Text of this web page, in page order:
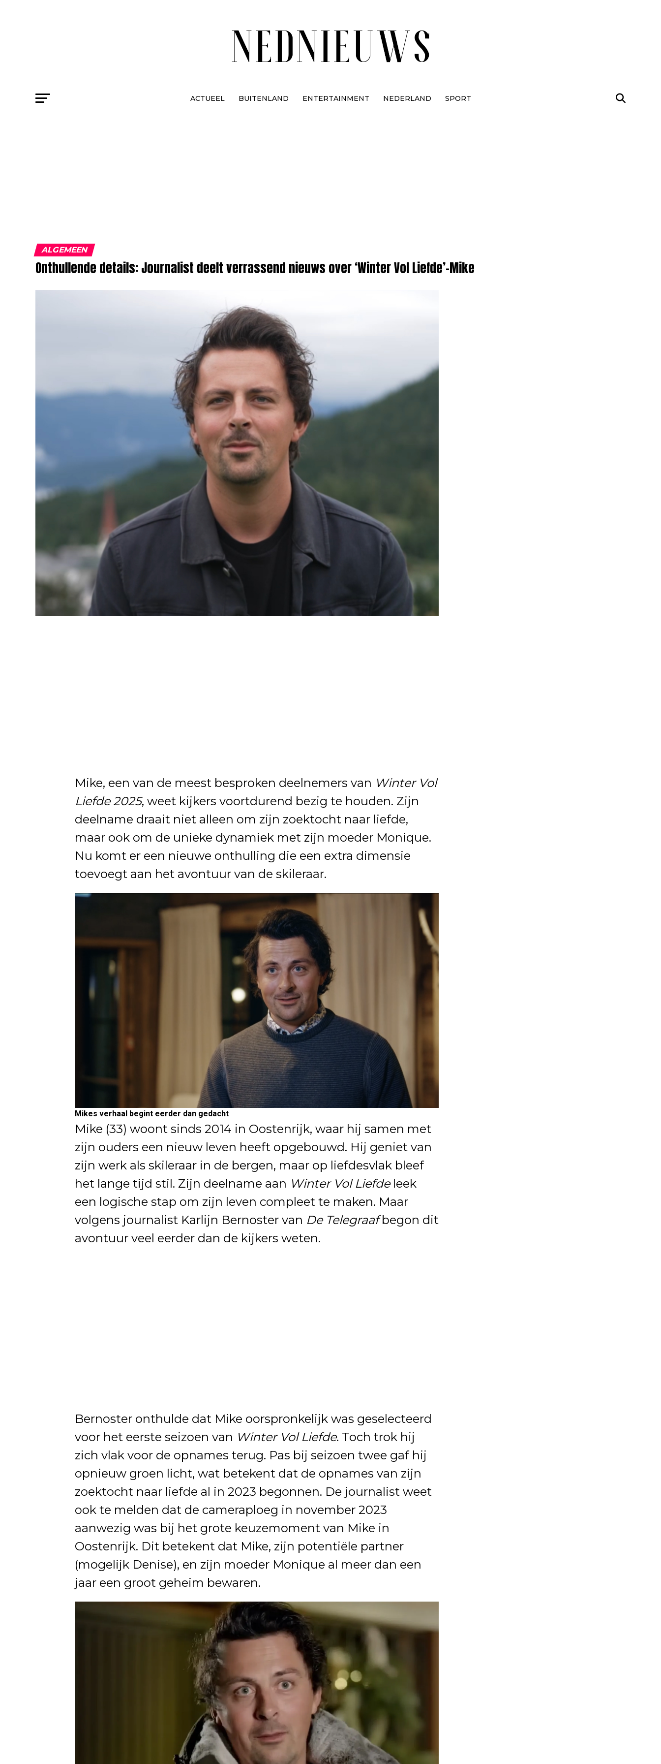
ACTUEEL BUITENLAND ENTERTAINMENT NEDERLAND SPORT
ALGEMEEN
Onthullende details: Journalist deelt verrassend nieuws over ‘Winter Vol Liefde’-Mike
Mike, een van de meest besproken deelnemers van Winter Vol
Liefde 2025, weet kijkers voortdurend bezig te houden. Zijn
deelname draait niet alleen om zijn zoektocht naar liefde,
maar ook om de unieke dynamiek met zijn moeder Monique.
Nu komt er een nieuwe onthulling die een extra dimensie
toevoegt aan het avontuur van de skileraar.
Mikes verhaal begint eerder dan gedacht
Mike (33) woont sinds 2014 in Oostenrijk, waar hij samen met
zijn ouders een nieuw leven heeft opgebouwd. Hij geniet van
zijn werk als skileraar in de bergen, maar op liefdesvlak bleef
het lange tijd stil. Zijn deelname aan Winter Vol Liefdeleek
een logische stap om zijn leven compleet te maken. Maar
volgens journalist Karlijn Bernoster van De Telegraafbegon dit
avontuur veel eerder dan de kijkers weten.
Bernoster onthulde dat Mike oorspronkelijk was geselecteerd
voor het eerste seizoen van Winter Vol Liefde. Toch trok hij
zich vlak voor de opnames terug. Pas bij seizoen twee gaf hij
opnieuw groen licht, wat betekent dat de opnames van zijn
zoektocht naar liefde al in 2023 begonnen. De journalist weet
ook te melden dat de cameraploeg in november 2023
aanwezig was bij het grote keuzemoment van Mike in
Oostenrijk. Dit betekent dat Mike, zijn potentiële partner
(mogelijk Denise), en zijn moeder Monique al meer dan een
jaar een groot geheim bewaren.